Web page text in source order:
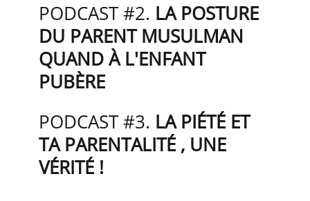
PODCAST #2. LA POSTURE
DU PARENT MUSULMAN
QUAND À L'ENFANT
PUBÈRE
PODCAST #3. LA PIÉTÉ ET
TA PARENTALITÉ , UNE
VÉRITÉ !